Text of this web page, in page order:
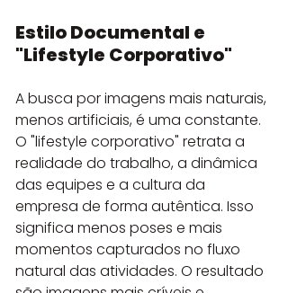
Estilo Documental e
"Lifestyle Corporativo"
A busca por imagens mais naturais,
menos artificiais, é uma constante.
O "lifestyle corporativo" retrata a
realidade do trabalho, a dinâmica
das equipes e a cultura da
empresa de forma autêntica. Isso
significa menos poses e mais
momentos capturados no fluxo
natural das atividades. O resultado